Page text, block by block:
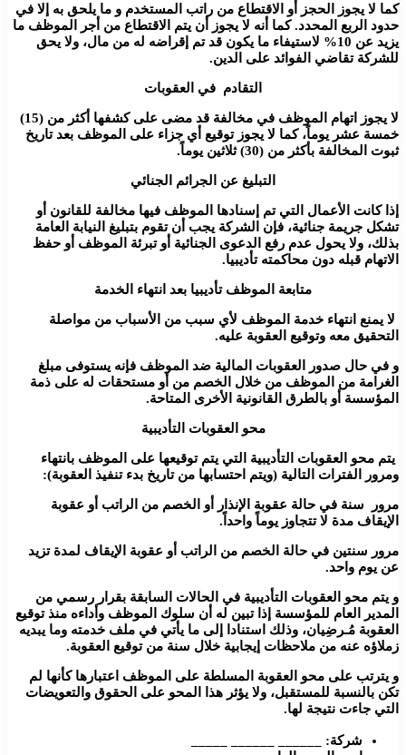
كما لا يجوز الحجز أو الاقتطاع من راتب المستخدم و ما يلحق به إلا في
حدود الربع المحدد. كما أنه لا يجوز أن يتم الاقتطاع من أجر الموظف ما
يزيد عن 10% لاستيفاء ما يكون قد تم إقراضه له من مال، ولا يحق
للشركة تقاضي الفوائد على الدين.
التقادم في العقوبات
لا يجوز اتهام الموظف في مخالفة قد مضى على كشفها أكثر من (15)
خمسة عشر يوماً، كما لا يجوز توقيع أي جزاء على الموظف بعد تاريخ
ثبوت المخالفة بأكثر من (30) ثلاثين يوماً.
التبليغ عن الجرائم الجنائي
إذا كانت الأعمال التي تم إسنادها الموظف فيها مخالفة للقانون أو
تشكل جريمة جنائية، فإن الشركة يجب أن تقوم بتبليغ النيابة العامة
بذلك، ولا يحول عدم رفع الدعوى الجنائية أو تبرئة الموظف أو حفظ
الاتهام قبله دون محاكمته تأديبيا.
متابعة الموظف تأديبيا بعد انتهاء الخدمة
لا يمنع انتهاء خدمة الموظف لأي سبب من الأسباب من مواصلة
التحقيق معه وتوقيع العقوبة عليه.
و في حال صدور العقوبات المالية ضد الموظف فإنه يستوفى مبلغ
الغرامة من الموظف من خلال الخصم من أو مستحقات له على ذمة
المؤسسة أو بالطرق القانونية الأخرى المتاحة.
محو العقوبات التأديبية
يتم محو العقوبات التأديبية التي يتم توقيعها على الموظف بانتهاء
ومرور الفترات التالية (ويتم احتسابها من تاريخ بدء تنفيذ العقوبة):
مرور سنة في حالة عقوبة الإنذار أو الخصم من الراتب أو عقوبة
الإيقاف مدة لا تتجاوز يوماً واحداً.
مرور سنتين في حالة الخصم من الراتب أو عقوبة الإيقاف لمدة تزيد
عن يوم واحد.
و يتم محو العقوبات التأديبية في الحالات السابقة بقرار رسمي من
المدير العام للمؤسسة إذا تبين له أن سلوك الموظف وأداءه منذ توقيع
العقوبة مُـرضِيان، وذلك استنادا إلى ما يأتي في ملف خدمته وما يبديه
زملاؤه عنه من ملاحظات إيجابية خلال سنة من توقيع العقوبة.
و يترتب على محو العقوبة المسلطة على الموظف اعتبارها كأنها لم
تكن بالنسبة للمستقبل، ولا يؤثر هذا المحو على الحقوق والتعويضات
التي جاءت نتيجة لها.
شركة: ______ ______ _____